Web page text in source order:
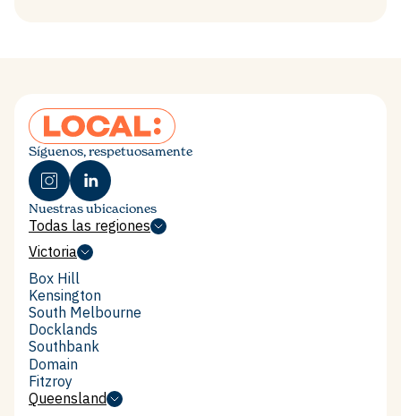
Síguenos, respetuosamente
Nuestras ubicaciones
Todas las regiones
Todas las regiones
Victoria
Victoria
Box Hill
Box Hill
Kensington
Kensington
South Melbourne
South Melbourne
Docklands
Docklands
Southbank
Southbank
Domain
Domain
Fitzroy
Fitzroy
Queensland